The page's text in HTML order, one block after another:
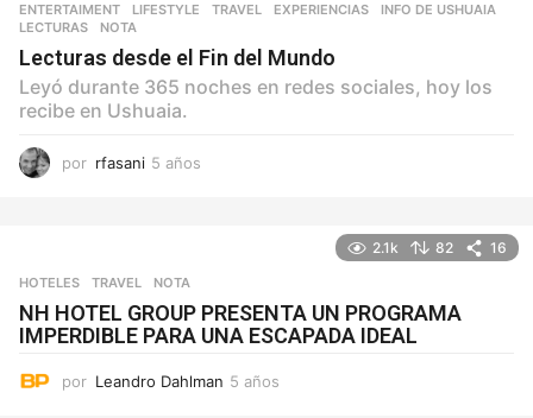
ENTERTAIMENT ,LIFESTYLE ,TRAVEL EXPERIENCIAS ,INFO DE USHUAIA
LECTURAS
,NOTA
Lecturas desde el Fin del Mundo
Leyó durante 365 noches en redes sociales, hoy los
recibe en Ushuaia.
por rfasani 5 años
2.1k 82 16
HOTELES ,TRAVEL NOTA
NH HOTEL GROUP PRESENTA UN PROGRAMA
IMPERDIBLE PARA UNA ESCAPADA IDEAL
por Leandro Dahlman 5 años